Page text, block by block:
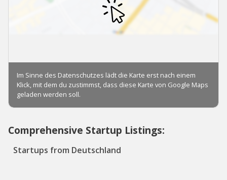
Comprehensive Startup Listings:
Startups from Deutschland